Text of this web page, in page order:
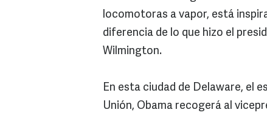
locomotoras a vapor, está
diferencia de lo que hizo el
Wilmington.
En esta ciudad de Delaware, el
Unión, Obama recogerá al